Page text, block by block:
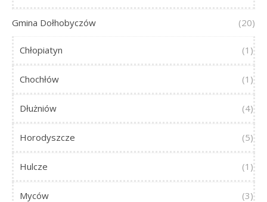
Gmina Dołhobyczów (20)
Chłopiatyn (1)
Chochłów (1)
Dłużniów (4)
Horodyszcze (5)
Hulcze (1)
Myców (3)